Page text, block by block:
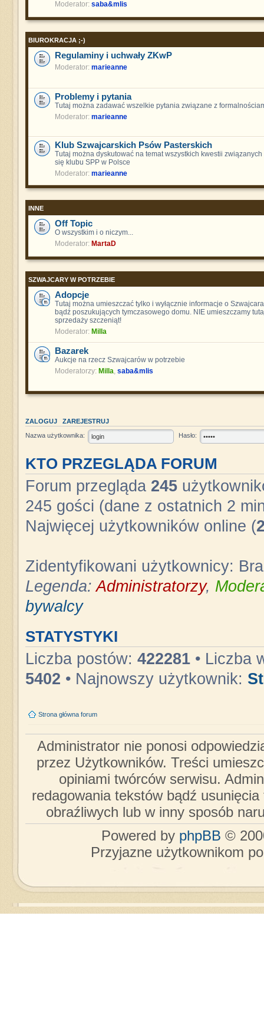
Moderator: saba&mlis
BIUROKRACJA ;-)
Regulaminy i uchwały ZKwP
Moderator: marieanne
Problemy i pytania
Tutaj można zadawać wszelkie pytania związane z
Moderator: marieanne
Klub Szwajcarskich Psów Pasterskich
Tutaj można dyskutować na temat wszystkich kwestii
się klubu SPP w Polsce
Moderator: marieanne
INNE
Off Topic
O wszystkim i o niczym...
Moderator: MartaD
SZWAJCARY W POTRZEBIE
Adopcje
Tutaj można umieszczać tylko i wyłącznie informacje o
bądź poszukujących tymczasowego domu. NIE umieszczamy
sprzedaży szczeniąt!
Moderator: Milla
Bazarek
Aukcje na rzecz Szwajcarów w potrzebie
Moderatorzy: Milla saba&mlis
ZALOGUJ ZAREJESTRUJ
Nazwa użytkownika: Hasło:
KTO PRZEGLĄDA FORUM
Forum przegląda 245
245 gości (dane z ostatnich 2
Najwięcej użytkowników online (
Zidentyfikowani użytkownicy:
Legenda:Administratorzy,
bywalcy
STATYSTYKI
Liczba postów: 422281• Liczba
5402 • Najnowszy użytkownik:
Strona główna forum
Administrator nie ponosi
przez Użytkowników. Treści
opiniami twórców serwisu.
redagowania tekstów bądź
obraźliwych lub w inny sposób
Powered by phpBB ©
Przyjazne użytkownikom